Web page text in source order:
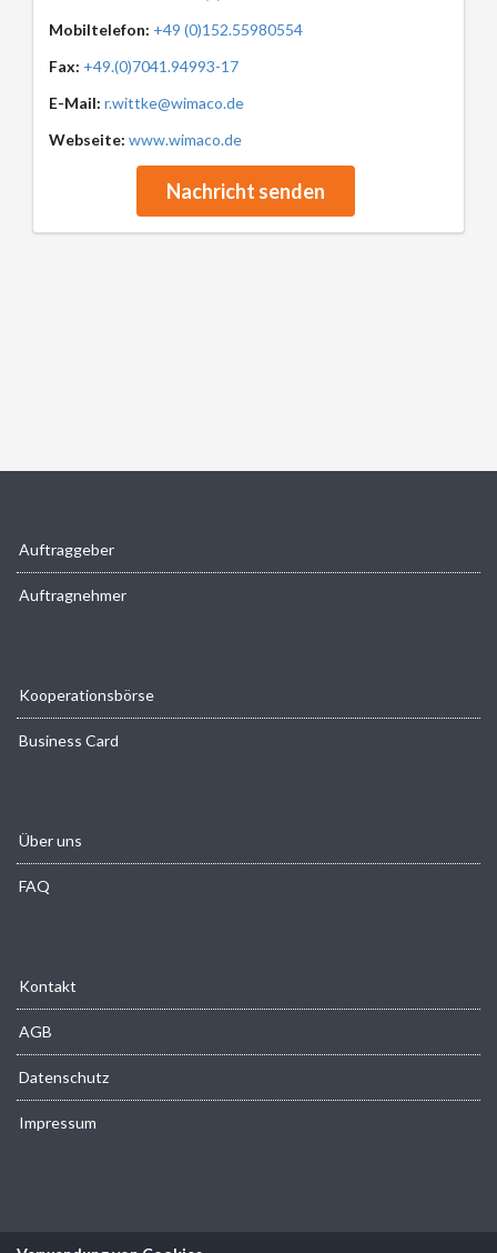
Mobiltelefon: +49 (0)152.55980554
Fax: +49.(0)7041.94993-17
E-Mail: r.wittke@wimaco.de
Webseite: www.wimaco.de
Nachricht senden
Auftraggeber
Auftragnehmer
Kooperationsbörse
Business Card
Über uns
FAQ
Kontakt
AGB
Datenschutz
Impressum